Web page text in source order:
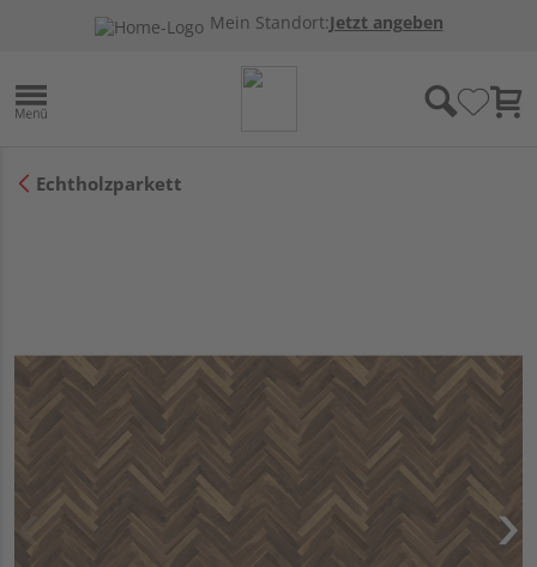
Mein Standort:Jetzt angeben
Echtholzparkett